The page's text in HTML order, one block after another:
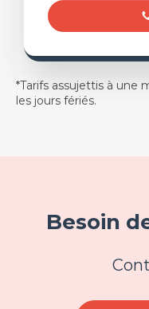
*Tarifs assujettis à une
les jours fériés.
Besoin